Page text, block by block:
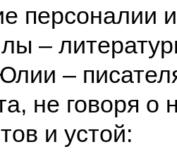
персоналии
–
–
не говоря о
и устой: